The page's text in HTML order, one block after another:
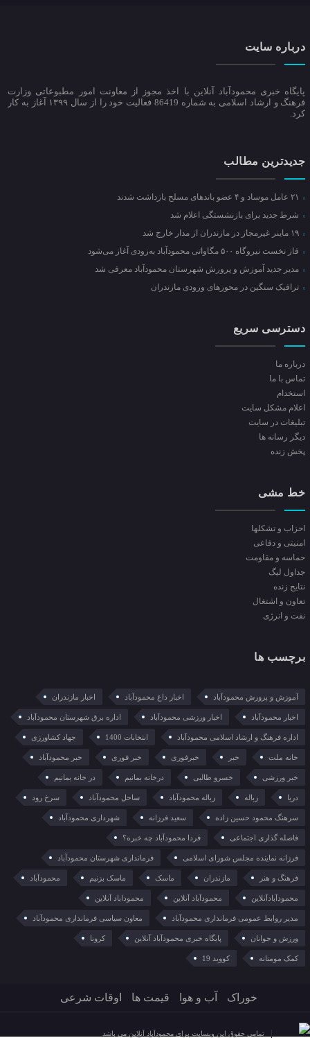
درباره سایت
پایگاه خبری محمودآباد آنلاین با اخذ مجوز از معاونت امور مطبوعاتی وزارت
فرهنگ و ارشاد اسلامی به شماره 86419 فعالیت خود را از سال ۱۳۹۹ آغاز به کار
کرد.
جدیدترین مطالب
شرط جدید برای بازنشستگی اعلام شد
فاز نخست نیروگاه ۵۰۰ مگاواتی محمودآباد به‌زودی آغاز می‌شود
مدیر جدید آموزش و پرورش شهرستان محمودآباد معرفی شد
ترافیک سنگین در محور‌های ورودی مازندران
دسترسی سریع
درباره ما
تماس با ما
استخدام
اعلام مشکل سایت
تبلیغات در سایت
ديگر رسانه ها
پخش زنده
خط مشی
احزاب و تشکلها
امنیتی و دفاعی
حماسه و مقاومت
جداول لیگ
نتایج زنده
تعاون و اشتغال
نفت و انرژی
برچسب ها
آموزش و پرورش محمودآباد اخبار داغ محمودآباد اخبار مازندران
اخبار محمودآباد اخبار ورزشی محمودآباد اداره برق شهرستان محمودآباد
اداره فرهنگ و ارشاد اسلامی محمودآباد انتخابات 1400 جهاد کشاورزی
خانه ملت خبر خبرفوری خبر فوری خبر محمودآباد
خبر ورزشی خسرو طالبی درخانه بمانیم در خانه بمانیم
دریا زباله زباله محمودآباد ساحل محمودآباد سرخ رود
سرهنگ محمود حسین زاده سعید فرزانه شهرداری محمودآباد
فاصله گذاری اجتماعی فردا محمودآباد چه خبره؟
فرزانه نماینده مجلس شورای اسلامی فرمانداری شهرستان محمودآباد
فرهنگ و هنر مازندران ماسک ماسک بزنیم محمودآباد
محمودآبادآنلاین محمودآباد آنلاین محموداباد آنلاین
مدیر روابط عمومی فرمانداری محمودآباد معاون سیاسی فرمانداری محمودآباد
ورزش و جوانان پایگاه خبری محمودآباد آنلاین کرونا
کمک مومنانه کووید 19
خوراک آب و هوا قیمت ها اوقات شرعی
تمامی حقوق این وبسایت برای محمودآباد آنلاین می باشد